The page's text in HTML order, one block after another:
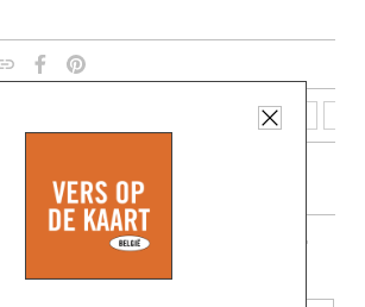
BELGIË
IN DE BUURT